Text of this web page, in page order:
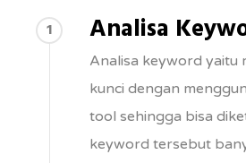
1 Analisa
Analisa keyword yaitu
kunci dengan
tool sehingga bisa
keyword tersebut